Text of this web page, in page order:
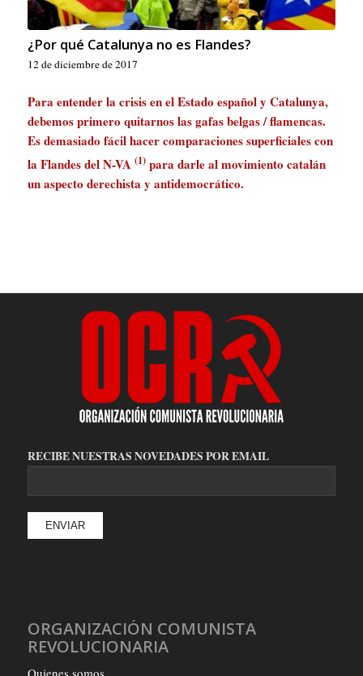
¿Por qué Catalunya no es Flandes?
12 de diciembre de 2017
Para entender la crisis en el Estado español y Catalunya,
debemos primero quitarnos las gafas belgas / flamencas.
Es demasiado fácil hacer comparaciones superficiales con
la Flandes del N-VA (1)para darle al movimiento catalán
un aspecto derechista y antidemocrático.
RECIBE NUESTRAS NOVEDADES POR EMAIL
ORGANIZACIÓN COMUNISTA
REVOLUCIONARIA
Quienes somos